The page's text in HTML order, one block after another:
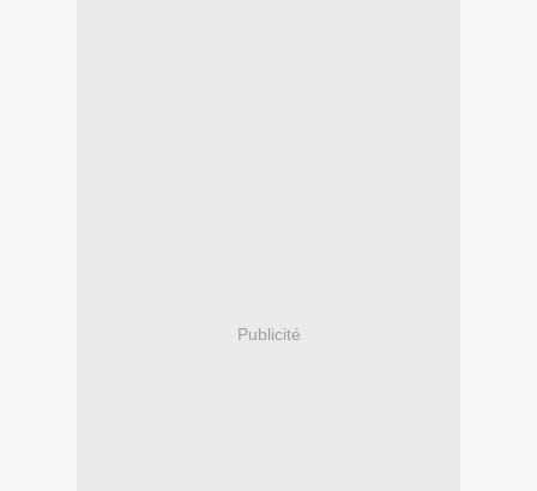
Publicité